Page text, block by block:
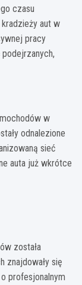
czasu
aut w
pracy
w
odnalezione
sieć
auta już wkrótce
została
znajdowały się
profesjonalnym